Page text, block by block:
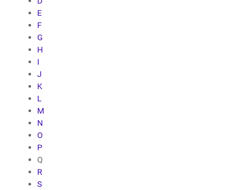
E
F
G
H
I
J
K
L
M
N
O
P
Q
R
S